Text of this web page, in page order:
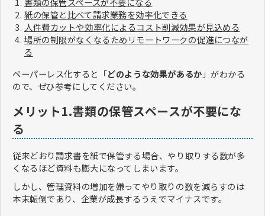
紙の保管と比べて請求業務を効率化できる
人件費カットや効率化によるコスト削減効果が見込める
場所の制限がなくなるためリモートワークの促進につなが
る
ペーパーレス化すると「どのような効果があるか 」がわかる
ので、ぜひ参考にしてください。
メリット1.書類の保管スペースが不要にな
る
従来どおり請求書を紙で保管する場合、やり取りする数が多
くなるほど資料も膨大になってしまいます。
しかし、管理資料の増加を嫌ってやり取りの数を減らすのは
本末転倒であり、企業が成長するうえでマイナスです。